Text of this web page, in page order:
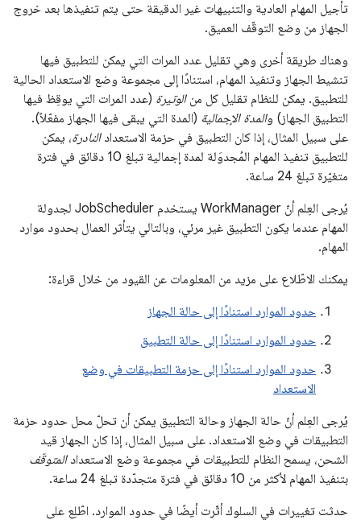
تأجيل المهام العادية والتنبيهات غير الدقيقة حتى يتم تنفيذها بعد خروج
الجهاز من وضع التوقّف العميق.
وهناك طريقة أخرى وهي تقليل عدد المرات التي يمكن للتطبيق فيها
تنشيط الجهاز وتنفيذ المهام، استنادًا إلى مجموعة وضع الاستعداد الحالية
للتطبيق. يمكن للنظام تقليل كل منالوتيرة (عدد المرات التي يوقِظ فيها
التطبيق الجهاز) والمدة الإجمالية (المدة التي يبقى فيها الجهاز مفعّلاً).
على سبيل المثال، إذا كان التطبيق في حزمة الاستعدادالنادرة، يمكن
للتطبيق تنفيذ المهام المُجدوَلة لمدة إجمالية تبلغ 10 دقائق في فترة
متغيّرة تبلغ 24 ساعة.
يُرجى العِلم أنّ WorkManager يستخدم JobScheduler لجدولة
المهام عندما يكون التطبيق غير مرئي، وبالتالي يتأثر العمال بحدود موارد
المهام.
يمكنك الاطّلاع على مزيد من المعلومات عن القيود من خلال قراءة:
حدود الموارد استنادًا إلى حالة الجهاز
حدود الموارد استنادًا إلى حالة التطبيق
حدود الموارد استنادًا إلى حزمة التطبيقات في وضع
الاستعداد
يُرجى العِلم أنّ حالة الجهاز وحالة التطبيق يمكن أن تحلّ محل حدود حزمة
التطبيقات في وضع الاستعداد. على سبيل المثال، إذا كان الجهاز قيد
الشحن، يسمح النظام للتطبيقات في مجموعة وضع الاستعدادالمتوقّف
بتنفيذ المهام لأكثر من 10 دقائق في فترة متجدّدة تبلغ 24 ساعة.
حدثت تغييرات في السلوك أثّرت أيضًا في حدود الموارد. اطّلِع على